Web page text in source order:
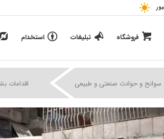
فروشگاه تبلیغات استخدام
سوانح و حوادث صنعتی و طبیعی | اقدامات